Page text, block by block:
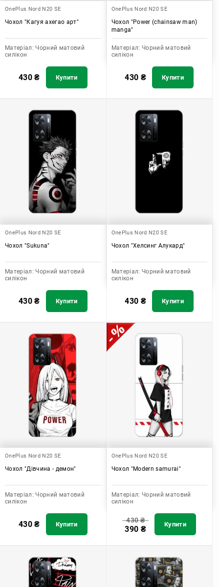
OnePlus Nord N20 SE
Чохол "Кагуя ахегао арт"
Матеріал: Чорний матовий
силікон
430₴ Купити
OnePlus Nord N20 SE
Чохол "Power (chainsaw man)
manga"
Матеріал: Чорний матовий
силікон
430 ₴ Купити
OnePlus Nord N20 SE
Чохол "Sukuna"
Матеріал: Чорний матовий
силікон
430₴ Купити
OnePlus Nord N20 SE
Чохол "Хелсинг Алукард"
Матеріал: Чорний матовий
силікон
430 ₴ Купити
OnePlus Nord N20 SE
Чохол "Дівчина - демон"
Матеріал: Чорний матовий
силікон
430₴ Купити
OnePlus Nord N20 SE
Чохол "Modern samurai"
Матеріал: Чорний матовий
силікон
430₴
390 ₴ Купити